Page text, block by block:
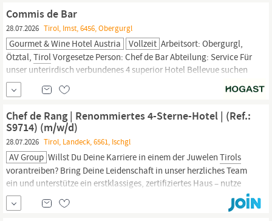
Commis de Bar
28.07.2026 Tirol, Imst, 6456, Obergurgl
Gourmet & Wine Hotel Austria Vollzeit Arbeitsort: Obergurgl,
Ötztal, TirolVorgesetze Person: Chef de Bar Abteilung: Service Für
unser unterirdisch verbundenes 4 superior Hotel Bellevue suchen
wir einen motivierten
Halbpensionsrestaurant. Ihre Qualifikationen Idealerweise erste
Chef de Rang | Renommiertes 4-Sterne-Hotel | (Ref.:
S9714) (m/w/d)
28.07.2026 Tirol, Landeck, 6561, Ischgl
AV Group Willst Du Deine Karriere in einem der Juwelen Tirols
vorantreiben? Bring Deine Leidenschaft in unser herzliches Team
ein und unterstütze ein erstklassiges, zertifiziertes Haus – nutze
die Chance direkt vor Ort! Aufgaben Gastorientierter,
aufmerksamer Service und herzliche Betreuung unserer Gäste